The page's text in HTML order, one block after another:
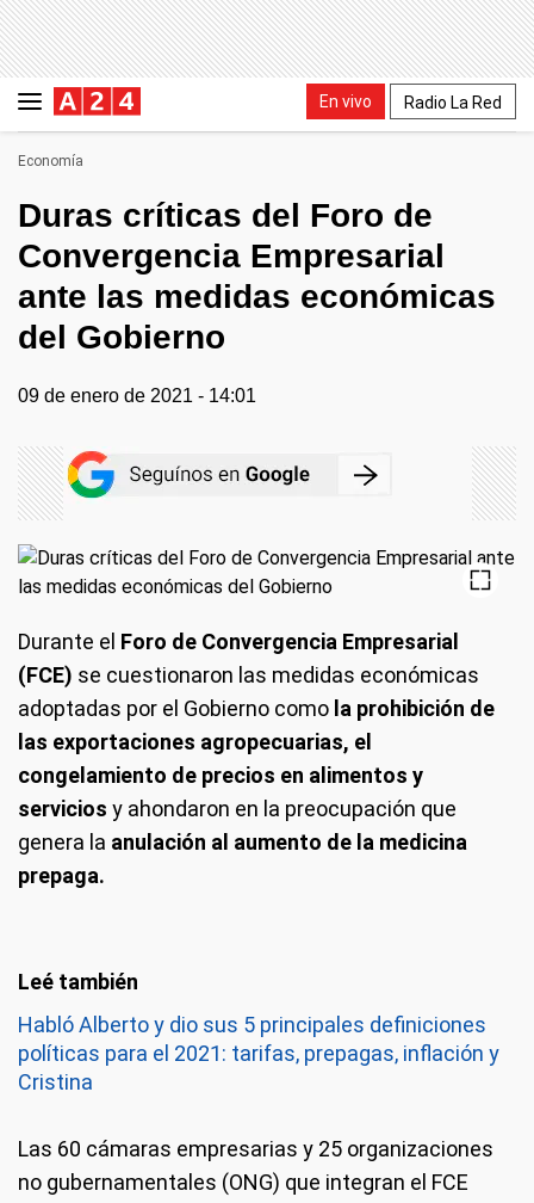
En vivo Radio La Red
Economía
Duras críticas del Foro de
Convergencia Empresarial
ante las medidas económicas
del Gobierno
09 de enero de 2021 - 14:01
Durante el Foro de Convergencia Empresarial
(FCE) se cuestionaron las medidas económicas
adoptadas por el Gobierno como la prohibición de
las exportaciones agropecuarias, el
congelamiento de precios en alimentos y
servicios y ahondaron en la preocupación que
genera la anulación al aumento de la medicina
prepaga.
Habló Alberto y dio sus 5 principales definiciones
políticas para el 2021: tarifas, prepagas, inflación y
Cristina
Las 60 cámaras empresarias y 25 organizaciones
no gubernamentales (ONG) que integran el FCE